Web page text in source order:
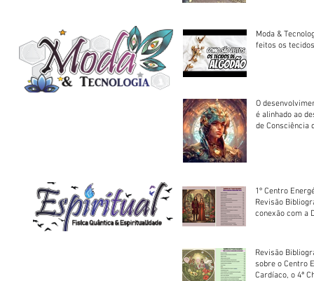
Moda &
feitos os
O
é alinhado ao
de Consciência
1º Centro
Revisão
conexão com a
Revisão
sobre o Centro
Cardíaco, o 4ª